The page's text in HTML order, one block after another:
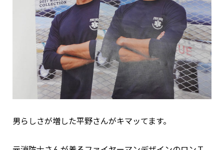
男らしさが増した平野さんがキマッてます。